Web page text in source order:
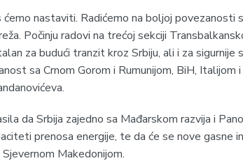
ćemo nastaviti. Radićemo na boljoj povezanosti
Počinju radovi na trećoj sekciji
za budući tranzit kroz Srbiju, ali i za sigurnije
sa Crnom Gorom i Rumunijom, BiH, Italijom
da Srbija zajedno sa Mađarskom razvija i
prenosa energije, te da će se nove gasne
Sjevernom Makedonijom.